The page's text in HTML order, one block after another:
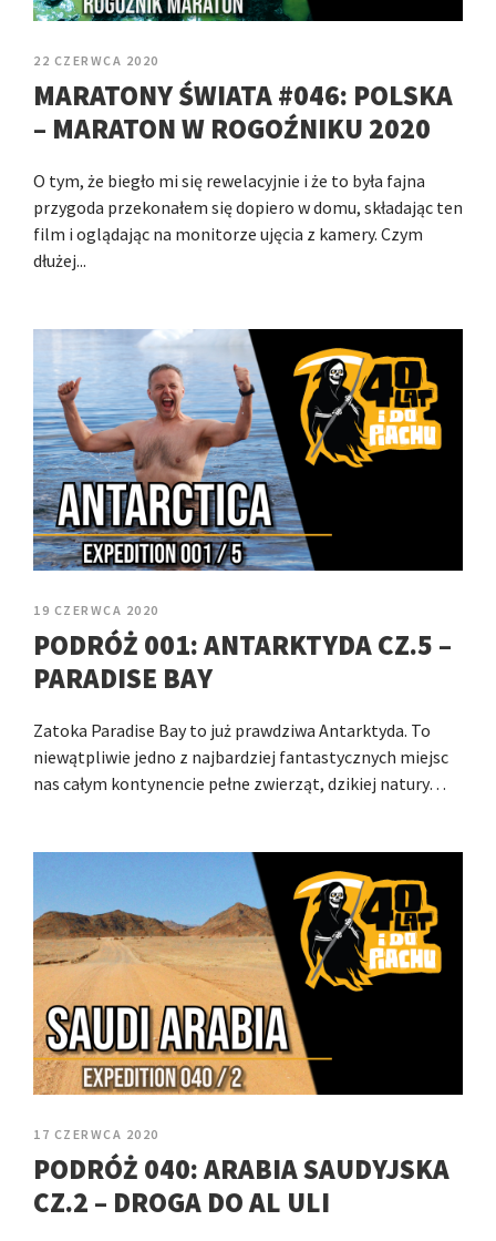
22 CZERWCA 2020
MARATONY ŚWIATA #046: POLSKA
– MARATON W ROGOŹNIKU 2020
O tym, że biegło mi się rewelacyjnie i że to była fajna
przygoda przekonałem się dopiero w domu, składając ten
film i oglądając na monitorze ujęcia z kamery. Czym
dłużej...
19 CZERWCA 2020
PODRÓŻ 001: ANTARKTYDA CZ.5 –
PARADISE BAY
Zatoka Paradise Bay to już prawdziwa Antarktyda. To
niewątpliwie jedno z najbardziej fantastycznych miejsc
nas całym kontynencie pełne zwierząt, dzikiej natury…
17 CZERWCA 2020
PODRÓŻ 040: ARABIA SAUDYJSKA
CZ.2 – DROGA DO AL ULI